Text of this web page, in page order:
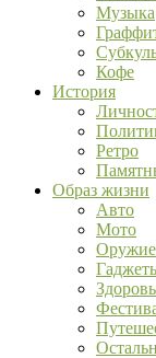
Музыка
Кофе
История
Ретро
Образ жизни
Авто
Мото
Оружие